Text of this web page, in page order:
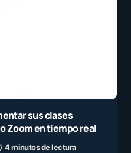
sus clases
Zoom en tiempo real
4 minutos de lectura